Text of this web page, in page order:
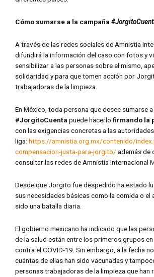
Cómo sumarse a la campaña
A través de las redes sociales de Amnistía
difundirá la información del caso con fotos y
sensibilizar a las personas sobre el mismo,
solidaridad y para que tomen acción por
trabajadoras de la limpieza.
En México, toda persona que desee sumarse
#JorgitoCuenta puede hacerlo firmando la
con las exigencias concretas a las
liga: https://amnistia.org.mx/contenido/
compensacion-justa-para-jorgito/ además de
consultar las redes de Amnistía Internacional
Desde que Jorgito fue despedido ha estado
sus necesidades básicas como la comida o el
sido una batalla diaria.
El gobierno mexicano ha indicado que las
de la salud están entre los primeros grupos
contra el COVID-19. Sin embargo, a la fecha
cuántas de ellas han sido vacunadas y
personas trabajadoras de la limpieza que han